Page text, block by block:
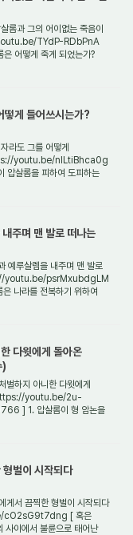
롬과 그의 어이없는 죽음이
TYdP-RDbPnA
어떻게 죽게 되었는가?
게 들어쓰시는가?
라도 그를 어떻게
youtu.be/nlLtiBhca0g
살롬을 피하여 도피하는
주며 맨 발로 떠나는
예루살렘을 내주며 맨 발로
youtu.be/psrMxubdgLM
라를 전복하기 위하여
다윗에게 돌아온
벌하지 아니한 다윗에게
youtu.be/2u-
] 1. 압살롬이 형 암논을
벌이 시작되다
게서 끔찍한 형벌이 시작되다
cO2sG9t7dng [ 혹은
에서 불륜으로 태어난